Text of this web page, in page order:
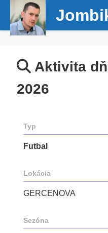
Aktivita
2026
Typ
Futbal
Lokácia
GERCENOVA
Sezóna